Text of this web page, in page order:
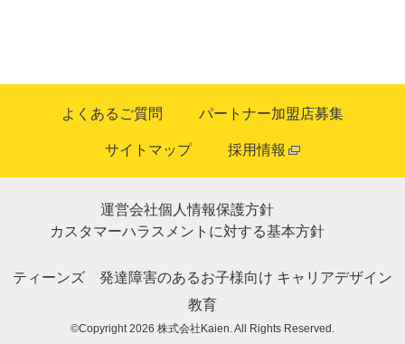
よくあるご質問 パートナー加盟店募集
サイトマップ 採用情報
運営会社個人情報保護方針
カスタマーハラスメントに対する基本方針
ティーンズ 発達障害のあるお子様向け キャリアデザイン
教育
©Copyright 2026 株式会社Kaien. All Rights Reserved.